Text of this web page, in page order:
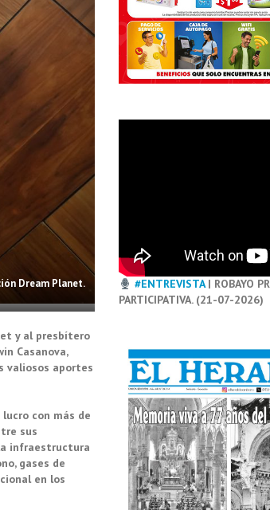
Dream Planet.
y al presbítero
Casanova,
valiosos aportes
con más de
sus
infraestructura
gases de
en los
#ENTREVISTA| ROBAYO
PARTICIPATIVA. (21-07-2026)